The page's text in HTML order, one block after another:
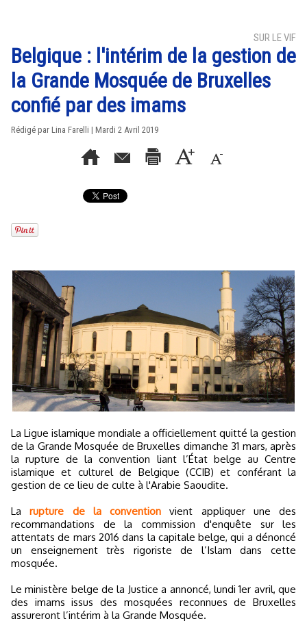
SUR LE VIF
Belgique : l'intérim de la gestion de
la Grande Mosquée de Bruxelles
confié par des imams
Rédigé par Lina Farelli | Mardi 2 Avril 2019
La Ligue islamique mondiale a officiellement quitté la gestion
de la Grande Mosquée de Bruxelles dimanche 31 mars, après
la rupture de la convention liant l’État belge au Centre
islamique et culturel de Belgique (CCIB) et conférant la
gestion de ce lieu de culte à l'Arabie Saoudite.
Larupture de la convention vient appliquer une des
recommandations de la commission d'enquête sur les
attentats de mars 2016 dans la capitale belge, qui a dénoncé
un enseignement très rigoriste de l’Islam dans cette
mosquée.
Le ministère belge de la Justice a annoncé, lundi 1er avril, que
des imams issus des mosquées reconnues de Bruxelles
assureront l’intérim à la Grande Mosquée.